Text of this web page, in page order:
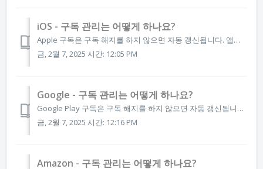
iOS - 구독 관리는 어떻게 하나요?
Apple 구독은 구독 해지를 하지 않으면 자동 갱신됩니다. 앱을 더 이상 구독하고 싶지 않으면 Apple App Store에서 언제든지 해지할 수 있습니다. 구독 갱신일로부터 최소 24시간 전에 구독을 취소하세요. 중요:앱을 삭제해도 구독 자동 갱신은 중단되지 않습니다. 구독...
금, 2월 7, 2025 시간: 12:05 PM
Google - 구독 관리는 어떻게 하나요?
Google Play 구독은 구독 해지를 하지 않으면 자동 갱신됩니다. 앱을 더 이상 구독하고 싶지 않으면 기기에서 언제든 바로 해지할 수 있습니다. 또한 사용했던 지불 방법도 변경할 수 있습니다. 구독 갱신일로부터 최소 24시간 전에 구독을 취소하세요. 중요:앱을 삭제해도 구...
금, 2월 7, 2025 시간: 12:16 PM
Amazon - 구독 관리는 어떻게 하나요?